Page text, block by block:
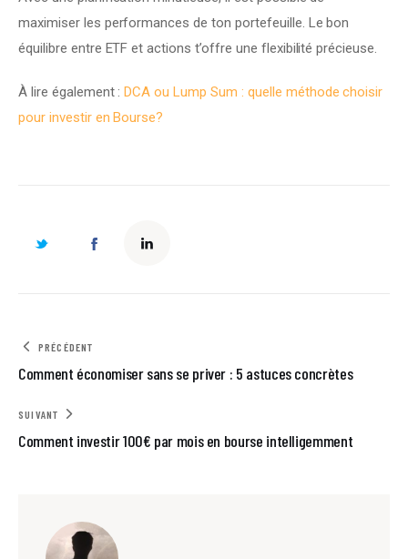
maximiser les performances de ton portefeuille. Le bon
équilibre entre ETF et actions t’offre une flexibilité précieuse.
À lire également : DCA ou Lump Sum : quelle méthode choisir
pour investir en Bourse?
PRÉCÉDENT
Comment économiser sans se priver : 5 astuces concrètes
SUIVANT
Comment investir 100€ par mois en bourse intelligemment